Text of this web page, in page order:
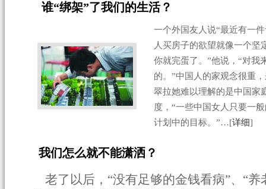
谁“绑架”了我们的生活？
一个外国友人说“最近有一
人买房子的欲望就像一个
你就完蛋了。”他说，“对我
的。”中国人的家观念很重
翠拉她难以理解的是中国家
度，“一些中国女人只要一
计划中的目标。”…[详细]
我们怎么就不能潇洒？
老了以后，“没有足够的金钱看病”、“